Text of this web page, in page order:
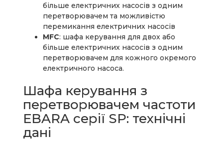
більше електричних насосів з одним
перетворювачем та можливістю
перемикання електричних насосів
MFC: шафа керування для двох або
більше електричних насосів з одним
перетворювачем для кожного окремого
електричного насоса.
Шафа керування з
перетворювачем частоти
EBARA серії SP: технічні
дані